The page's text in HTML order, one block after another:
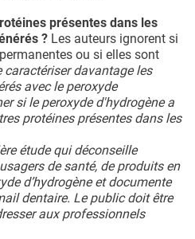
présentes dans les
? Les auteurs ignorent si
ou si elles sont
caractériser davantage les
avec le peroxyde
si le peroxyde d'hydrogène a
protéines présentes dans les
étude qui déconseille
de santé, de produits en
d’hydrogène et documente
dentaire. Le public doit être
aux professionnels